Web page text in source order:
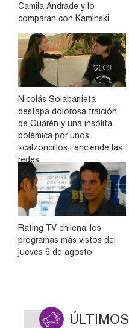
Camila Andrade y lo
comparan con Kaminski
Nicolás Solabarrieta
destapa dolorosa traición
de Guarén y una insólita
polémica por unos
«calzoncillos» enciende las
redes
Rating TV chilena: los
programas más vistos del
jueves 6 de agosto
ÚLTIMOS